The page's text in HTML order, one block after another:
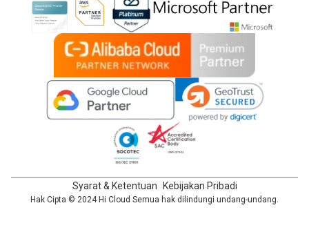
Syarat & Ketentuan Kebijakan Pribadi
Hak Cipta © 2024 Hi Cloud Semua hak dilindungi undang-undang.